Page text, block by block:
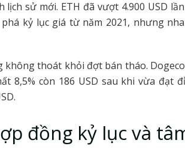
lịch sử mới. ETH đã vượt 4.900 USD
kỷ lục giá từ năm 2021, nhưng
không thoát khỏi đợt bán tháo.
8,5% còn 186 USD sau khi vừa đạt
đồng kỷ lục và